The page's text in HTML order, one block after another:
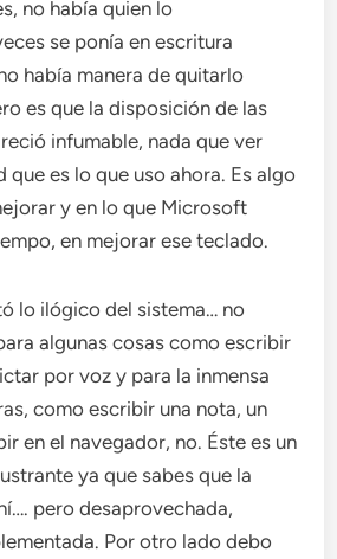
no había quien lo
se ponía en escritura
había manera de quitarlo
es que la disposición de las
infumable, nada que ver
que es lo que uso ahora. Es algo
y en lo que Microsoft
en mejorar ese teclado.
lo ilógico del sistema… no
algunas cosas como escribir
por voz y para la inmensa
como escribir una nota, un
en el navegador, no. Éste es un
ya que sabes que la
pero desaprovechada,
Por otro lado debo